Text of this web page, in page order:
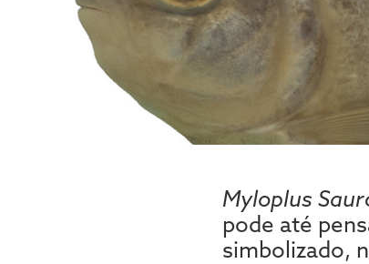
Myloplus
pode até
simbolizado,